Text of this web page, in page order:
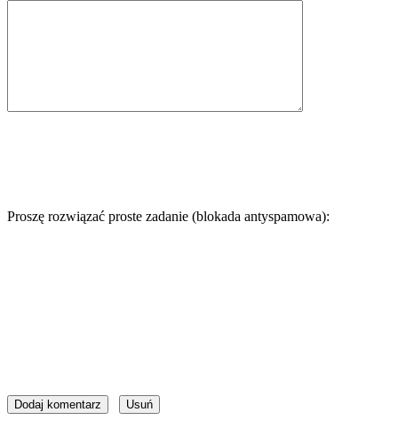
Proszę rozwiązać proste zadanie (blokada antyspamowa):